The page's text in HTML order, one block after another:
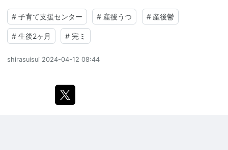
# 子育て支援センター # 産後うつ # 産後鬱
# 生後2ヶ月 # 完ミ
shirasuisui 2024-04-12 08:44